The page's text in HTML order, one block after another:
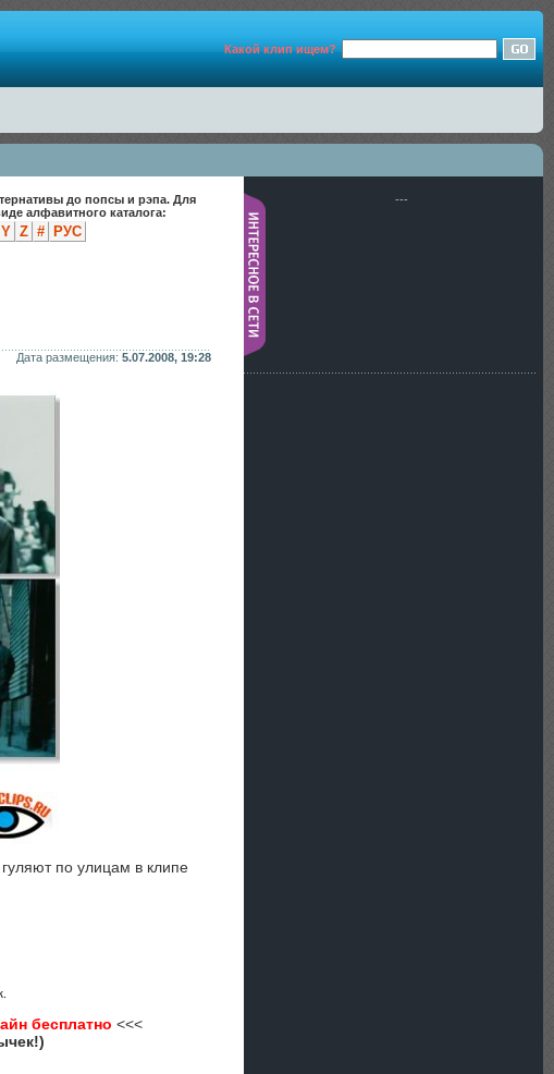
Какой клип ищем?
до попсы и рэпа. Для
алфавитного каталога:
Y Z # РУС
Дата размещения: 5.07.2008, 19:28
гуляют по улицам в клипе
бесплатно <<<
---